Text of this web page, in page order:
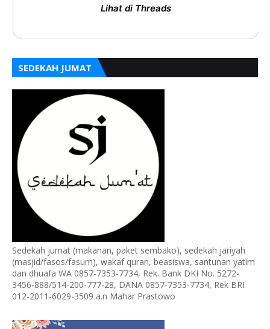
Lihat di Threads
SEDEKAH JUMAT
Sedekah jumat (makanan, paket sembako), sedekah jariyah
(masjid/fasos/fasum), wakaf quran, beasiswa, santunan yatim
dan dhuafa WA 0857-7353-7734, Rek. Bank DKI No. 5272-
3456-888/514-200-777-28, DANA 0857-7353-7734, Rek BRI
012-2011-6029-3509 a.n Mahar Prastowo